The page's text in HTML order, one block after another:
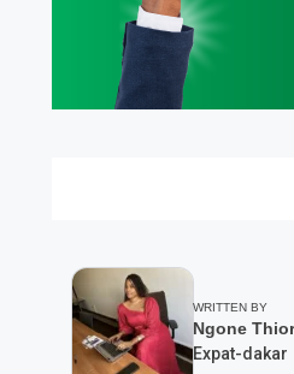
WRITTEN BY
Ngone
Expat-dakar